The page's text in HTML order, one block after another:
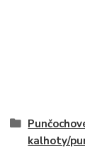
kalhoty/